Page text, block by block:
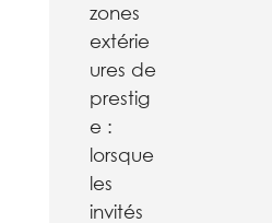
zones
extérie
ures de
prestig
e :
lorsque
les
invités